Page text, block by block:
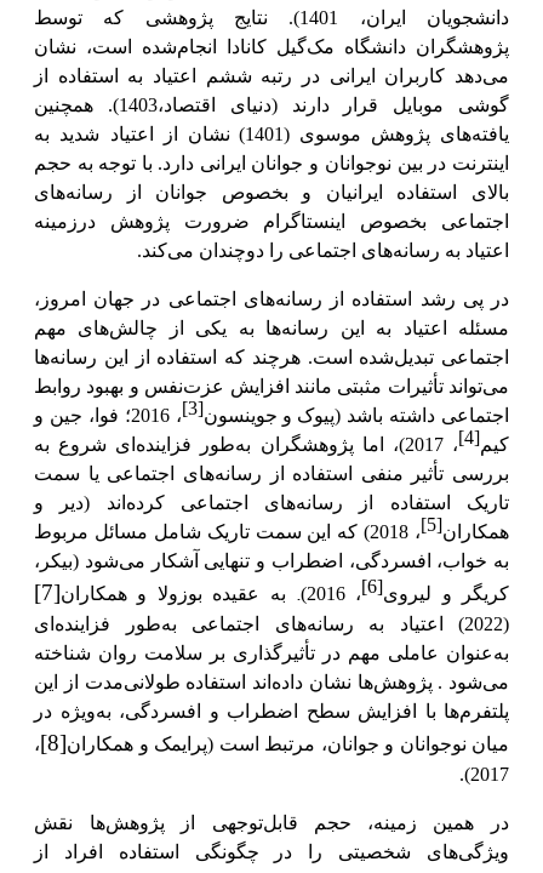
دانشجویان ایران، 1401).
نتایج پژوهشی که توسط
پژوهشگران دانشگاه مک‌گیل کانادا انجام‌شده است، نشان
می‌دهد کاربران ایرانی در رتبه ششم اعتیاد به استفاده از
گوشی موبایل قرار دارند (دنیای اقتصاد،1403). همچنین
یافته‌های پژوهش موسوی (1401)
نشان از اعتیاد شدید به
اینترنت در بین نوجوانان و جوانان ایرانی دارد. با توجه به حجم
بالای استفاده ایرانیان و بخصوص جوانان از رسانه‌های
اجتماعی بخصوص اینستاگرام ضرورت پژوهش درزمینه
اعتیاد به رسانه‌های اجتماعی را دوچندان می‌کند.
در پی رشد استفاده از رسانه‌های اجتماعی در جهان امروز،
مسئله اعتیاد به این رسانه‌ها به یکی از چالش‌های مهم
اجتماعی تبدیل‌شده است. هرچند که استفاده از این رسانه‌ها
می‌تواند تأثیرات مثبتی مانند افزایش عزت‌نفس و بهبود روابط
اجتماعی داشته باشد (پیوک و جوینسون[3]
، 2016؛ فوا، جین و
کیم[4]، 2017) ، اما پژوهشگران به‌طور فزاینده‌ای شروع به
بررسی تأثیر منفی استفاده از رسانه‌های اجتماعی یا سمت
تاریک استفاده از رسانه‌های اجتماعی کرده‌اند (دیر و
همکاران[5]
، 2018) که این سمت تاریک شامل مسائل مربوط
به خواب، افسردگی، اضطراب و تنهایی آشکار می‌شود (بیکر،
کریگر و لیروی[6]، 2016) . به عقیده بوزولا و همکاران[7]
(2022) اعتیاد به رسانه‌های اجتماعی به‌طور فزاینده‌ای
به‌عنوان عاملی مهم در تأثیرگذاری بر سلامت روان شناخته
می‌شود . پژوهش‌ها نشان داده‌اند استفاده طولانی‌مدت از این
پلتفرم‌ها با افزایش سطح اضطراب و افسردگی، به‌ویژه در
میان نوجوانان و جوانان، مرتبط است (پرایمک و همکاران[8]،
2017).
در همین زمینه،
حجم قابل‌توجهی از پژوهش‌ها نقش
ویژگی‌های شخصیتی را در چگونگی استفاده افراد از